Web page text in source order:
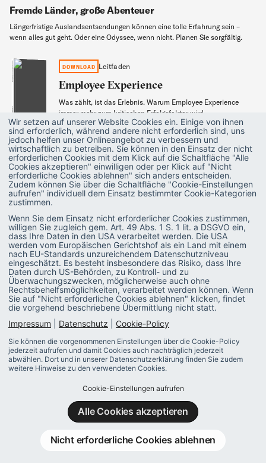
Wir setzen auf unserer Website Cookies ein. Einige von ihnen
sind erforderlich, während andere nicht erforderlich sind, uns
jedoch helfen unser Onlineangebot zu verbessern und
wirtschaftlich zu betreiben. Sie können in den Einsatz der nicht
erforderlichen Cookies mit dem Klick auf die Schaltfläche "Alle
Cookies akzeptieren" einwilligen oder per Klick auf "Nicht
erforderliche Cookies ablehnen" sich anders entscheiden.
Zudem können Sie über die Schaltfläche "Cookie-Einstellungen
aufrufen" individuell dem Einsatz bestimmter Cookie-Kategorien
zustimmen.
Wenn Sie dem Einsatz nicht erforderlicher Cookies zustimmen,
willigen Sie zugleich gem. Art. 49 Abs. 1 S. 1 lit. a DSGVO ein,
dass Ihre Daten in den USA verarbeitet werden. Die USA
werden vom Europäischen Gerichtshof als ein Land mit einem
nach EU-Standards unzureichendem Datenschutzniveau
eingeschätzt. Es besteht insbesondere das Risiko, dass Ihre
Daten durch US-Behörden, zu Kontroll- und zu
Überwachungszwecken, möglicherweise auch ohne
Rechtsbehelfsmöglichkeiten, verarbeitet werden können. Wenn
Sie auf "Nicht erforderliche Cookies ablehnen" klicken, findet
die vorgehend beschriebene Übermittlung nicht statt.
Impressum
Datenschutz Cookie-Policy
Sie können die vorgenommenen Einstellungen über die Cookie-Policy
jederzeit aufrufen und damit Cookies auch nachträglich jederzeit
abwählen. Dort und in unserer Datenschutzerklärung finden Sie zudem
weitere Hinweise zu den verwendeten Cookies.
Cookie-Einstellungen aufrufen
Alle Cookies akzeptieren
Nicht erforderliche Cookies ablehnen
Fremde Länder, große Abenteuer
Längerfristige Auslandsentsendungen können eine tolle Erfahrung sein –
wenn alles gut geht. Oder eine Odyssee, wenn nicht. Planen Sie sorgfältig.
Leitfaden
Employee Experience DOWNLOAD Leitfaden
Employee Experience
Was zählt, ist das Erlebnis. Warum Employee Experience
immer mehr zum kritischen Erfolgsfaktor wird.
Mehr erfahren